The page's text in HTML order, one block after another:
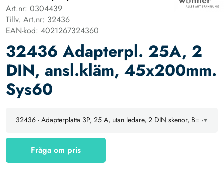
Art.nr: 0304439
Tillv. Art.nr: 32436
EAN-kod: 4021267324360
32436 Adapterpl. 25A, 2
DIN, ansl.kläm, 45x200mm.
Sys60
Fråga om pris